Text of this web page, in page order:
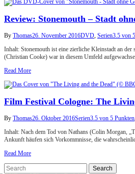
Review: Stonemouth – Stadt
By Thomas26. November 2016DVD, Serien3.5 von
Inhalt: Stonemouth ist eine zierliche Kleinstadt an
(Christian Cooke) war in diesem Umfeld
Read More
Film Festival Cologne: The
By Thomas26. Oktober 2016Serien3.5 von 5 Punkten
Inhalt: Nach dem Tod von Nathans (Colin Morgan,
Ankunft häufen sich Vorkommnisse, die
Read More